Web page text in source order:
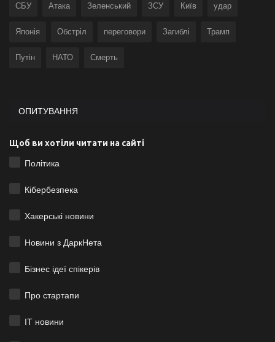
СБУ Атака Зеленський ЗСУ Київ удар
Японія Обстріл переговори Загиблі Трамп
Путін НАТО Смерть
ОПИТУВАННЯ
Щоб ви хотіли читати на сайті
Політика
Кібербезпека
Хакерські новини
Новини з ДаркНета
Бізнес ідеї спікерів
Про стартапи
ІТ новини